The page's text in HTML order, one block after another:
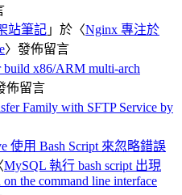
站筆記 」於〈Nginx 專注於
〉發佈留言
build x86/ARM multi-arch
佈留言
Family with SFTP Service by
使用 Bash Script 來忽略錯誤
MySQL 執行 bash script 出現
the command line interface